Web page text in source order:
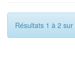
Résultats 1 à 2